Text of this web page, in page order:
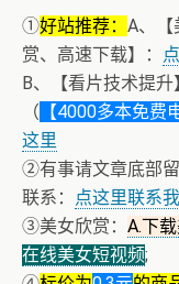
①好站推荐： A、【
赏、高速下载】：
B、【看片技术提升
（ 【4000多本免费
这里
②有事请文章底部
联系：
点这里联系
③美女欣赏： A.下
在线美女短视频;